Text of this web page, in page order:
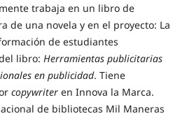
trabaja en un libro de
de una novela y en el proyecto: La
de estudiantes
libro: Herramientas publicitarias
en publicidad. Tiene
copywriter en Innova la Marca.
de bibliotecas Mil Maneras